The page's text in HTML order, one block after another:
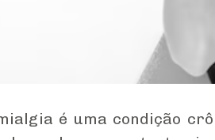
é uma condição